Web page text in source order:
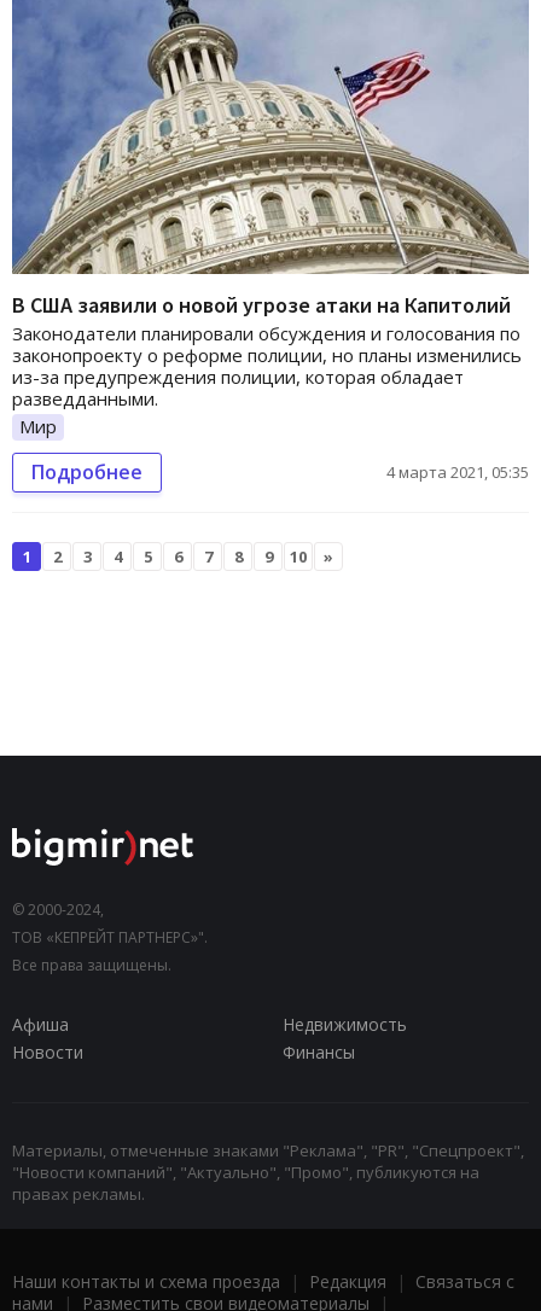
В США заявили о новой угрозе атаки на Капитолий
Законодатели планировали обсуждения и голосования по
законопроекту о реформе полиции, но планы изменились
из-за предупреждения полиции, которая обладает
разведданными.
Мир
Подробнее 4 марта 2021, 05:35
1 2 3 4 5 6 7 8 9 10 »
© 2000-2024,
ТОВ «КЕПРЕЙТ ПАРТНЕРС»".
Все права защищены.
Афиша
Недвижимость
Новости
Финансы
Материалы, отмеченные знаками "Реклама", "PR", "Спецпроект",
"Новости компаний", "Актуально", "Промо", публикуются на
правах рекламы.
Наши контакты и схема проезда | Редакция | Связаться с
нами | Разместить свои видеоматериалы |